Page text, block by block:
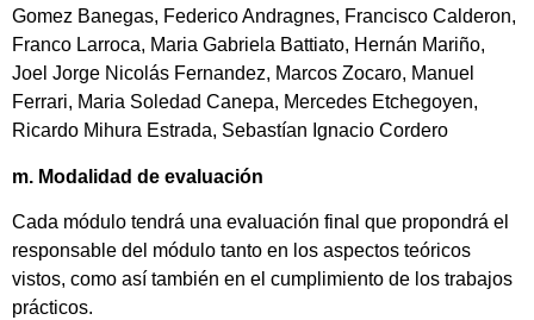
Gomez Banegas, Federico Andragnes, Francisco Calderon,
Franco Larroca, Maria Gabriela Battiato, Hernán Mariño,
Joel Jorge Nicolás Fernandez, Marcos Zocaro, Manuel
Ferrari, Maria Soledad Canepa, Mercedes Etchegoyen,
Ricardo Mihura Estrada, Sebastían Ignacio Cordero
m. Modalidad de evaluación
Cada módulo tendrá una evaluación final que propondrá el
responsable del módulo tanto en los aspectos teóricos
vistos, como así también en el cumplimiento de los trabajos
prácticos.